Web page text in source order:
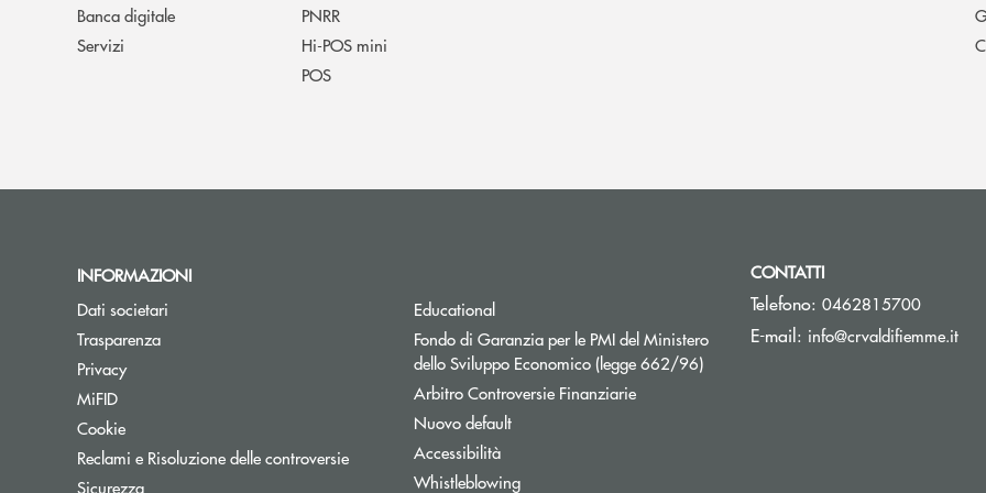
Banca digitale
Servizi
PNRR
Hi-POS mini
POS
INFORMAZIONI
Dati societari
Trasparenza
Privacy
MiFID
Cookie
Reclami e Risoluzione delle controversie
Sicurezza
Educational
Fondo di Garanzia per le PMI del Ministero
dello Sviluppo Economico (legge 662/96)Apre una nuova finestra
Arbitro Controversie FinanziarieApre una nuova finestra
Nuovo default
Accessibilità
Whistleblowing
CONTATTI
Telefono: 0462815700
E-mail: info@crvaldifiemme.it(si